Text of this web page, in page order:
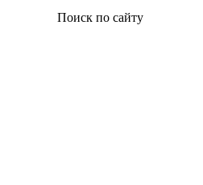
Поиск по сайту